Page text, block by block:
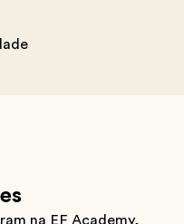
na EF Academy,